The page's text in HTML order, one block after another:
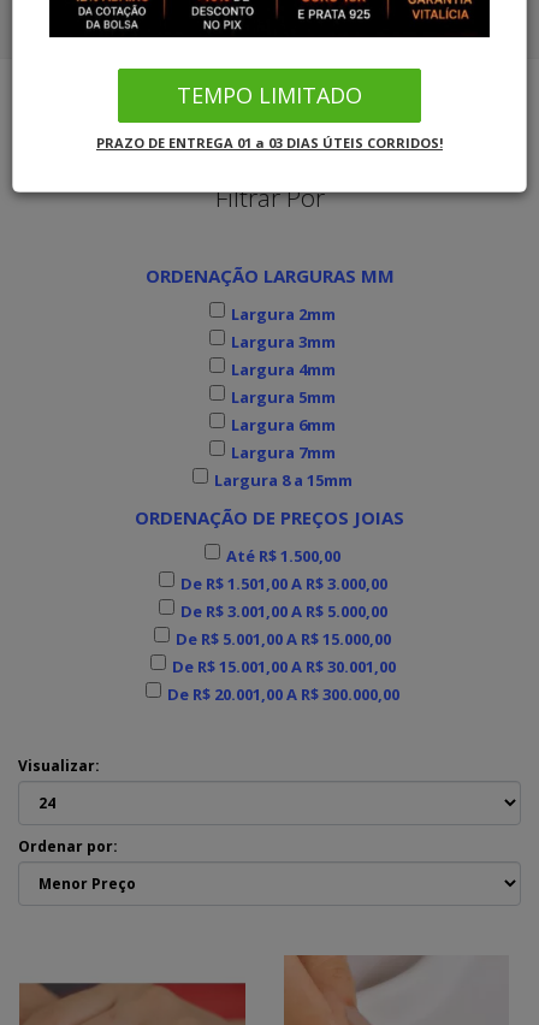
CORDÕES OURO 18KCOMBO ALIANÇAS OURO SOLITÁRIO
COMBO ALIANÇAS PRATA SOLITÁRIO
Alianças de Noivado
Filtrar Por
ORDENAÇÃO LARGURAS MM
Largura 2mm
Largura 3mm
Largura 4mm
Largura 5mm
Largura 6mm
Largura 7mm
Largura 8 a 15mm
ORDENAÇÃO DE PREÇOS JOIAS
Até R$ 1.500,00
De R$ 1.501,00 A R$ 3.000,00
De R$ 3.001,00 A R$ 5.000,00
De R$ 5.001,00 A R$ 15.000,00
De R$ 15.001,00 A R$ 30.001,00
De R$ 20.001,00 A R$ 300.000,00
Visualizar:
Ordenar por:
TEMPO LIMITADO
PRAZO DE ENTREGA 01 a 03 DIAS ÚTEIS CORRIDOS!